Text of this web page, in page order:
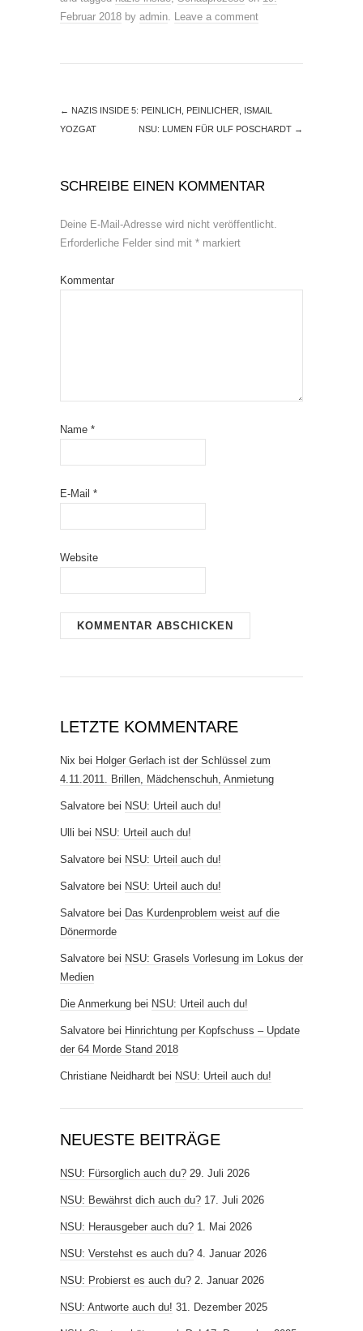
Februar 2018 by admin. Leave a comment
← NAZIS INSIDE 5: PEINLICH, PEINLICHER, ISMAIL
YOZGAT
NSU: LUMEN FÜR ULF POSCHARDT →
SCHREIBE EINEN KOMMENTAR
Deine E-Mail-Adresse wird nicht veröffentlicht.
Erforderliche Felder sind mit * markiert
Kommentar
Name *
E-Mail *
Website
LETZTE KOMMENTARE
Nix bei Holger Gerlach ist der Schlüssel zum
4.11.2011. Brillen, Mädchenschuh, Anmietung
Salvatore bei NSU: Urteil auch du!
Ulli bei NSU: Urteil auch du!
Salvatore bei NSU: Urteil auch du!
Salvatore bei NSU: Urteil auch du!
Salvatore bei Das Kurdenproblem weist auf die
Dönermorde
Salvatore bei NSU: Grasels Vorlesung im Lokus der
Medien
Die Anmerkung bei NSU: Urteil auch du!
Salvatore bei Hinrichtung per Kopfschuss – Update
der 64 Morde Stand 2018
Christiane Neidhardt bei NSU: Urteil auch du!
NEUESTE BEITRÄGE
NSU: Fürsorglich auch du? 29. Juli 2026
NSU: Bewährst dich auch du? 17. Juli 2026
NSU: Herausgeber auch du? 1. Mai 2026
NSU: Verstehst es auch du? 4. Januar 2026
NSU: Probierst es auch du? 2. Januar 2026
NSU: Antworte auch du! 31. Dezember 2025